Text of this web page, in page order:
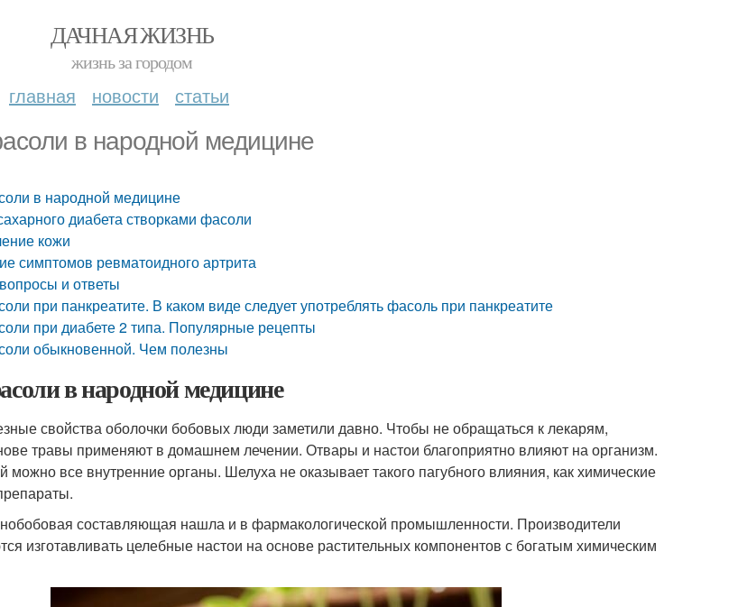
ДАЧНАЯ ЖИЗНЬ
жизнь за городом
главная новости статьи
в народной медицине
в народной медицине
диабета створками фасоли
кожи
симптомов ревматоидного артрита
и ответы
при панкреатите. В каком виде следует употреблять фасоль при панкреатите
при диабете 2 типа. Популярные рецепты
обыкновенной. Чем полезны
в народной медицине
свойства оболочки бобовых люди заметили давно. Чтобы не обращаться к лекарям,
травы применяют в домашнем лечении. Отвары и настои благоприятно влияют на организм.
можно все внутренние органы. Шелуха не оказывает такого пагубного влияния, как химические
составляющая нашла и в фармакологической промышленности. Производители
изготавливать целебные настои на основе растительных компонентов с богатым химическим